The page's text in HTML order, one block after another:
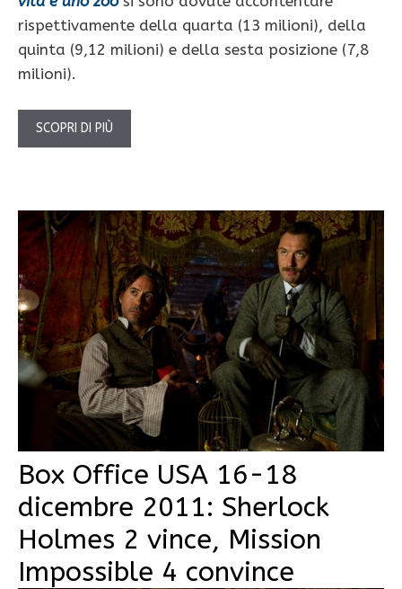
rispettivamente della quarta (13 milioni), della
quinta (9,12 milioni) e della sesta posizione (7,8
milioni).
SCOPRI DI PIÙ
Box Office USA 16-18
dicembre 2011: Sherlock
Holmes 2 vince, Mission
Impossible 4 convince